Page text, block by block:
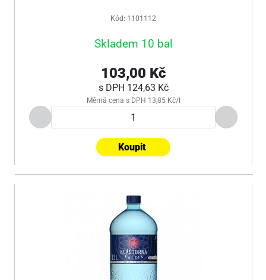
Kód: 1101112
Skladem 10 bal
103,00 Kč
s DPH 124,63 Kč
Měrná cena s DPH 13,85 Kč/l
Koupit